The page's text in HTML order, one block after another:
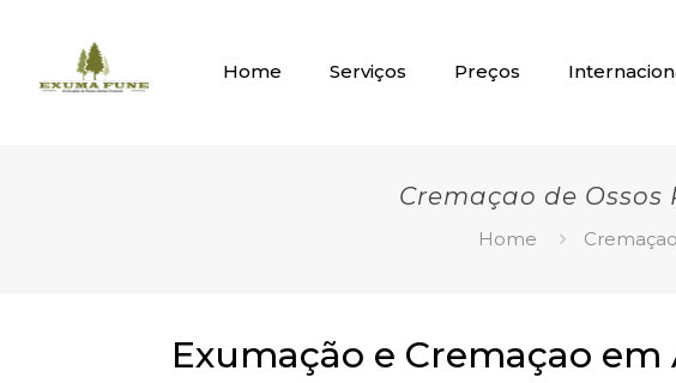
Home Serviços Preços
Cremaçao de
Home
Exumação e Cremaçao